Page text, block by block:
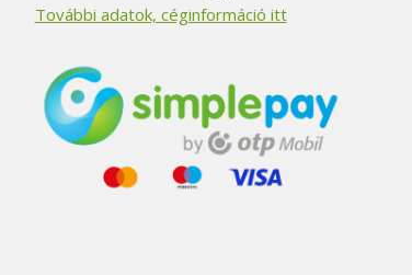
További adatok, céginformáció itt